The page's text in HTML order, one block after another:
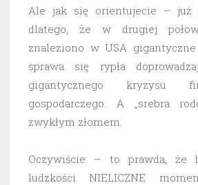
Ale jak się orientujecie –
dlatego, że w drugiej
znaleziono w USA gigantyczne
sprawa się rypła
gigantycznego kryzysu
gospodarczego. A „srebra
zwykłym złomem.
Oczywiście – to prawda, że
ludzkości NIELICZNE